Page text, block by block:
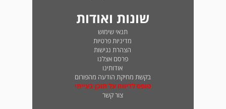
שונות ואודות
תנאי שימוש
מדיניות פרטיות
הצהרת נגישות
פרסם אצלנו
אודותינו
בקשת מחיקת הודעה מהפורום
טופס לדיווח על תוכן בעייתי
צור קשר